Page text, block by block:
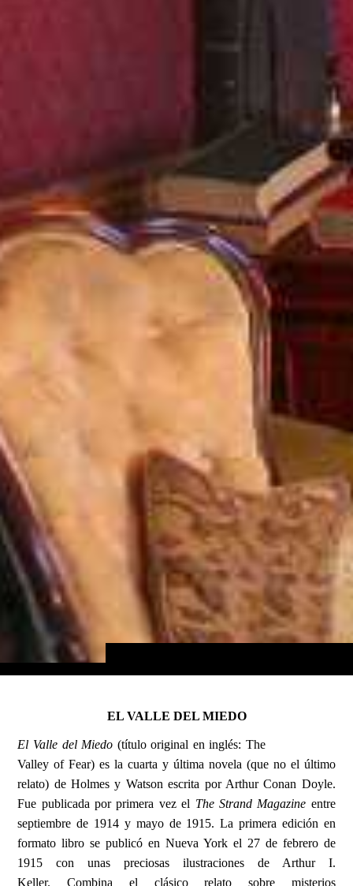
EL VALLE DEL MIEDO
El Valle del Miedo (título original en inglés: The
Valley of Fear) es la cuarta y última novela (que no el último
relato) de Holmes y Watson escrita por Arthur Conan Doyle.
Fue publicada por primera vez el The Strand Magazine entre
septiembre de 1914 y mayo de 1915. La primera edición en
formato libro se publicó en Nueva York el 27 de febrero de
1915 con unas preciosas ilustraciones de Arthur I.
Keller. Combina el clásico relato sobre misterios